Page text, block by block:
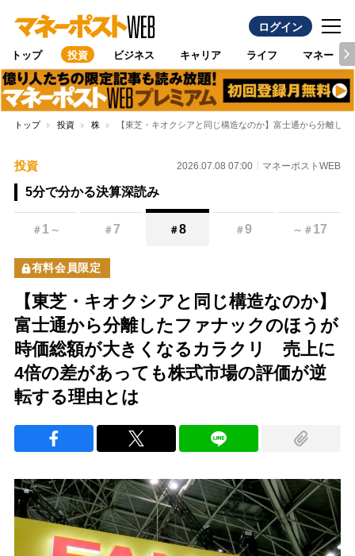
ログイン
トップ 投資 ビジネス キャリア ライフ マネー
トップ 投資 株 【東芝・キオクシアと同じ構造なのか】富士通から分離
投資 2026.07.08 07:00 マネーポストWEB
5分で分かる決算深読み
＃ 1 ～ ＃7 ＃8 ＃9 ～ ＃ 17
有料会員限定
【東芝・キオクシアと同じ構造なのか】
富士通から分離したファナックのほうが
時価総額が大きくなるカラクリ 売上に
4倍の差があっても株式市場の評価が逆
転する理由とは